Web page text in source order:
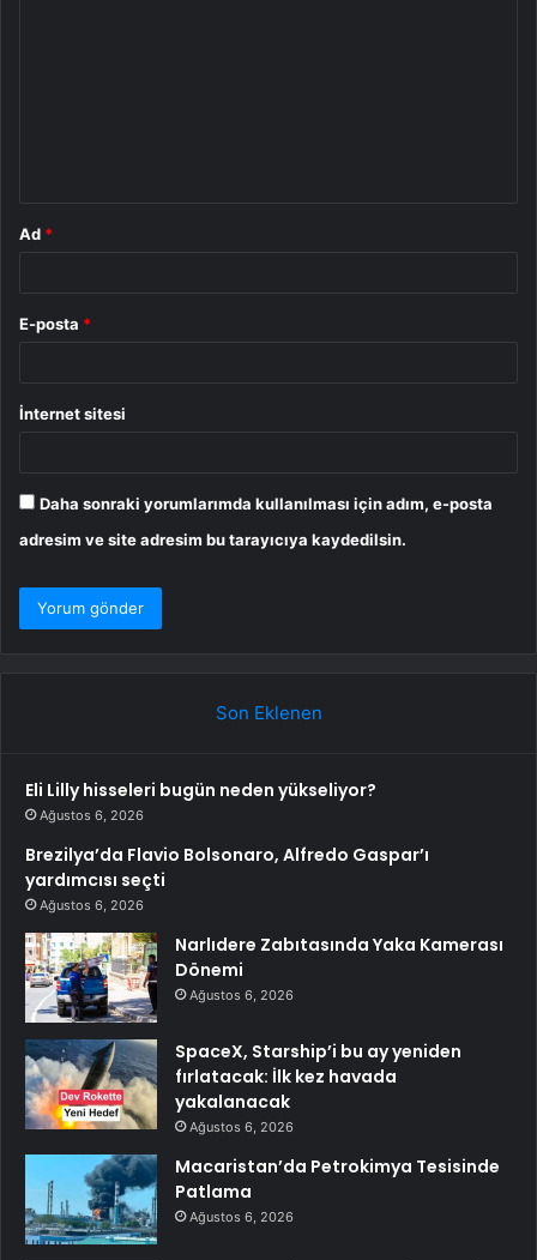
Ad *
E-posta *
İnternet sitesi
Daha sonraki yorumlarımda kullanılması için adım, e-posta
adresim ve site adresim bu tarayıcıya kaydedilsin.
Son Eklenen
Eli Lilly hisseleri bugün neden yükseliyor?
Ağustos 6, 2026
Brezilya’da Flavio Bolsonaro, Alfredo Gaspar’ı
yardımcısı seçti
Ağustos 6, 2026
Narlıdere Zabıtasında Yaka Kamerası
Dönemi
Ağustos 6, 2026
SpaceX, Starship’i bu ay yeniden
fırlatacak: İlk kez havada
yakalanacak
Ağustos 6, 2026
Macaristan’da Petrokimya Tesisinde
Patlama
Ağustos 6, 2026